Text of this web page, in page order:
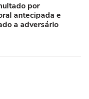
por
antecipada e
a adversário